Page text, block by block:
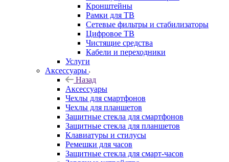
Кронштейны
Рамки для ТВ
Сетевые фильтры и стабилизаторы
Цифровое ТВ
Чистящие средства
Кабели и переходники
Услуги
Аксессуары
Назад
Аксессуары
Чехлы для смартфонов
Чехлы для планшетов
Защитные стекла для смартфонов
Защитные стекла для планшетов
Клавиатуры и стилусы
Ремешки для часов
Защитные стекла для смарт-часов